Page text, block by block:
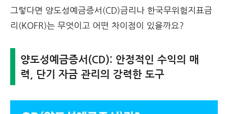
그렇다면 양도성예금증서(CD)금리나 한국무위험지표금
리(KOFR)는 무엇이고 어떤 차이점이 있을까요?
양도성예금증서(CD): 안정적인 수익의 매
력, 단기 자금 관리의 강력한 도구